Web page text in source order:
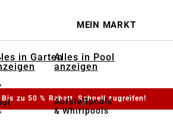
MEIN MARKT
in GartenAlles in Pool
anzeigen
Aufstellpools
& Whirlpools
Bis zu 50 % Rabatt. Schnell zugreifen!